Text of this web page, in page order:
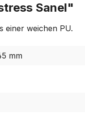
Sanel"
einer weichen PU.
mm